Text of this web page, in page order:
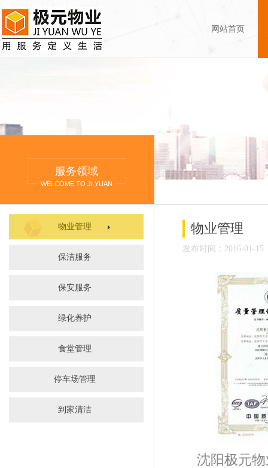
网站首页
服务领域
WELCOME TO JI YUAN
物业管理
保洁服务
保安服务
绿化养护
食堂管理
停车场管理
到家清洁
物业管理
发布时间：2016-01-15
沈阳极元物